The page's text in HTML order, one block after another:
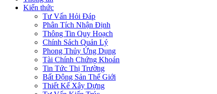
Kiến thức
Tư Vấn Hỏi Đáp
Phân Tích Nhận Định
Thông Tin Quy Hoạch
Chính Sách Quản Lý
Phong Thủy Ứng Dụng
Tài Chính Chứng Khoán
Tin Tức Thị Trường
Bất Động Sản Thế Giới
Thiết Kế Xây Dựng